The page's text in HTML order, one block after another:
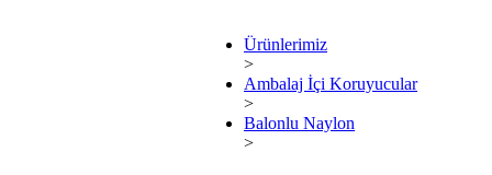
Ürünlerimiz
>
Ambalaj İçi Koruyucular
>
Balonlu Naylon
>